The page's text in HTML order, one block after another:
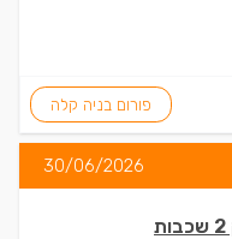
פורום בניה קלה
30/06/2026